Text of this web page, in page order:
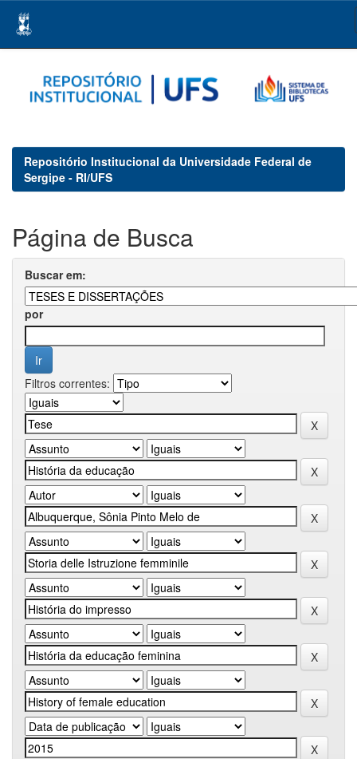
navigation
Repositório Institucional da Universidade Federal de
Sergipe - RI/UFS
Página de Busca
Buscar em:
por
Filtros correntes: